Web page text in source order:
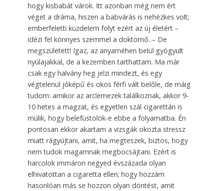
hogy kisbabát várok. Itt azonban még nem ért
véget a dráma, hiszen a babvárás is nehézkes volt;
emberfeletti küzdelem folyt ezért az új életért –
idézi fel könnyes szemmel a doktornő. – De
megszületett! Igaz, az anyaméhen belül gyógyult
nyúlajakkal, de a kezemben tarthattam. Ma már
csak egy halvány heg jelzi mindezt, és egy
végtelenül jóképű és okos férfi vált belőle, de máig
tudom: amikor az arclemezek találkoznak, akkor 9-
10 hetes a magzat, és egyetlen szál cigarettán is
múlik, hogy belefüstölök-e ebbe a folyamatba. Én
pontosan ekkor akartam a vizsgák okozta stressz
miatt rágyújtani, amit, ha megteszek, biztos, hogy
nem tudok magamnak megbocsájtani. Ezért is
harcolok immáron negyed évszázada olyan
elhivatottan a cigaretta ellen; hogy hozzám
hasonlóan más se hozzon olyan döntést, amit